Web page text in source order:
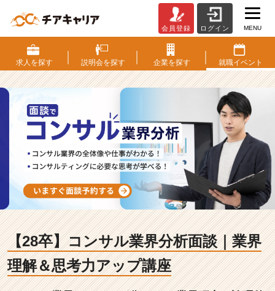
8
卒】
コ
業
界
分
析
談
｜
理
解
＆
思
会員登録 ログイン MENU
求人を探す 説明会を探す 企業を探す 就職イベント
【28卒】コンサル業界分析面談｜業界
理解＆思考力アップ講座